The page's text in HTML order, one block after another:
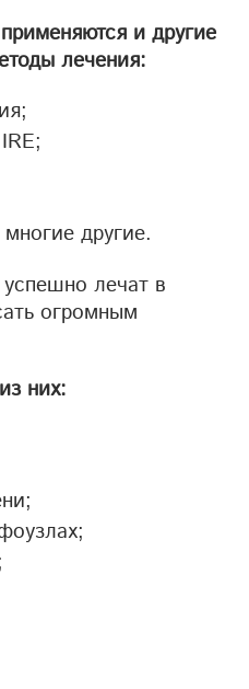
и другие
лечения:
другие.
лечат в
огромным
них: